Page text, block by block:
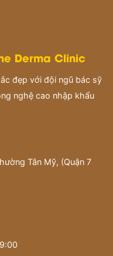
Derma Clinic
đẹp với đội ngũ bác sỹ
nghệ cao nhập khẩu
Tân Mỹ, (Quận 7